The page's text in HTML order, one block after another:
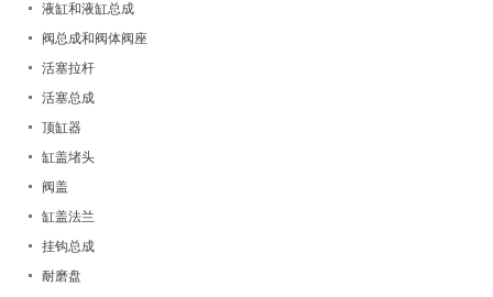
液缸和液缸总成
阀总成和阀体阀座
活塞拉杆
活塞总成
顶缸器
缸盖堵头
阀盖
缸盖法兰
挂钩总成
耐磨盘